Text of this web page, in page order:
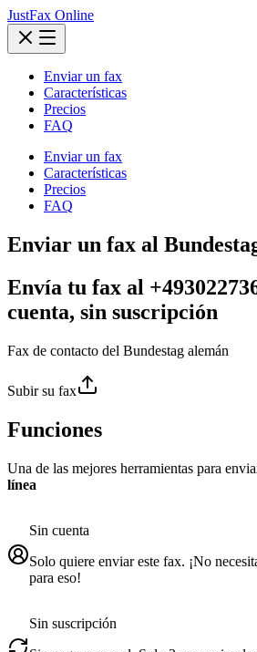
JustFax Online
Enviar un fax
Características
Precios
FAQ
Enviar un fax
Características
Precios
FAQ
Enviar un fax al
Envía tu fax al
cuenta, sin suscripción
Fax de contacto del Bundestag alemán
Subir su fax
Funciones
Una de las mejores herramientas para
línea
Sin cuenta
Solo quiere enviar este fax. ¡No
para eso!
Sin suscripción